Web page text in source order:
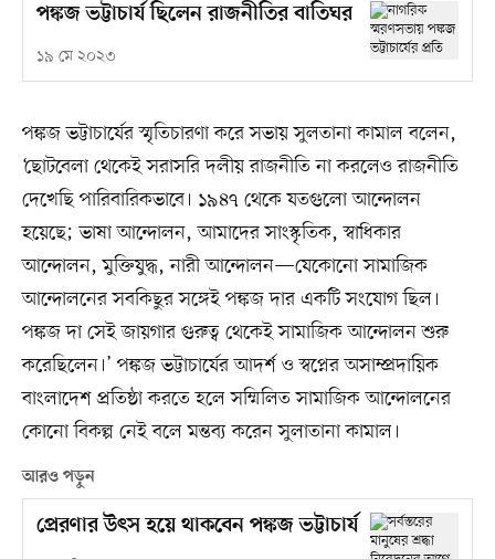
পঙ্কজ ভট্টাচার্য ছিলেন রাজনীতির বাতিঘর
১৯ মে ২০২৩
পঙ্কজ ভট্টাচার্যের স্মৃতিচারণা করে সভায় সুলতানা কামাল বলেন,
‘ছোটবেলা থেকেই সরাসরি দলীয় রাজনীতি না করলেও রাজনীতি
দেখেছি পারিবারিকভাবে। ১৯৪৭ থেকে যতগুলো আন্দোলন
হয়েছে; ভাষা আন্দোলন, আমাদের সাংস্কৃতিক, স্বাধিকার
আন্দোলন, মুক্তিযুদ্ধ, নারী আন্দোলন—যেকোনো সামাজিক
আন্দোলনের সবকিছুর সঙ্গেই পঙ্কজ দার একটি সংযোগ ছিল।
পঙ্কজ দা সেই জায়গার গুরুত্ব থেকেই সামাজিক আন্দোলন শুরু
করেছিলেন।’ পঙ্কজ ভট্টাচার্যের আদর্শ ও স্বপ্নের অসাম্প্রদায়িক
বাংলাদেশ প্রতিষ্ঠা করতে হলে সম্মিলিত সামাজিক আন্দোলনের
কোনো বিকল্প নেই বলে মন্তব্য করেন সুলাতানা কামাল।
আরও পড়ুন
প্রেরণার উৎস হয়ে থাকবেন পঙ্কজ ভট্টাচার্য